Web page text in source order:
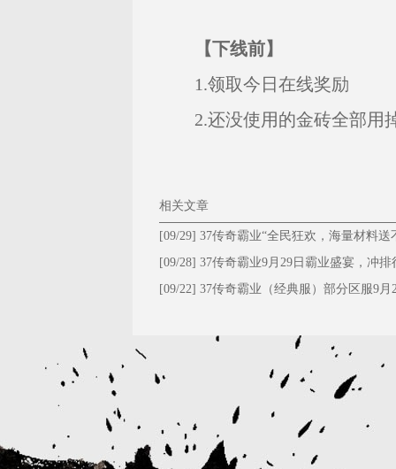
【下线前】
1.领取今日在线奖励
2.还没使用的金砖全部用
相关文章
[09/29] 37传奇霸业“全民狂欢，海量材料送
停！”
[09/28] ​37传奇霸业9月29日霸业盛宴，冲排
大礼！
[09/22] 37传奇霸业（经典服）部分区服9月